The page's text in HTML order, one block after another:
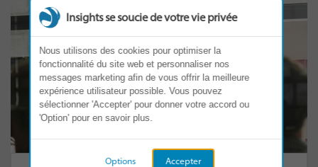
Insights se soucie de votre vie privée
Nous utilisons des cookies pour optimiser la
fonctionnalité du site web et personnaliser nos
messages marketing afin de vous offrir la meilleure
expérience utilisateur possible. Vous pouvez
sélectionner 'Accepter' pour donner votre accord ou
'Option' pour en savoir plus.
Accepter
Options